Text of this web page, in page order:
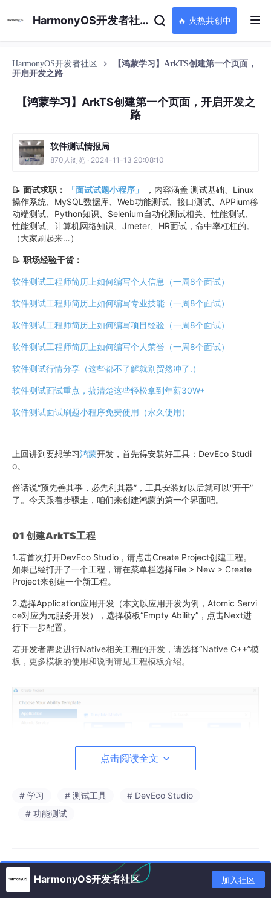
HarmonyOS开发者社区 🔥 火热共创中
HarmonyOS开发者社区
【鸿蒙学习】ArkTS创建第一个页面，
开启开发之路
【鸿蒙学习】ArkTS创建第一个页面，开启开发之
路
软件测试情报局
870人浏览 · 2024-11-13 20:08:10
📝 面试求职： 「面试试题小程序」
，内容涵盖 测试基础、Linux
操作系统、MySQL数据库、Web功能测试、接口测试、APPium移
动端测试、Python知识、Selenium自动化测试相关、性能测试、
性能测试、计算机网络知识、Jmeter、HR面试，命中率杠杠的。
（大家刷起来…）
📝 职场经验干货：
软件测试工程师简历上如何编写个人信息（一周8个面试）
软件测试工程师简历上如何编写专业技能（一周8个面试）
软件测试工程师简历上如何编写项目经验（一周8个面试）
软件测试工程师简历上如何编写个人荣誉（一周8个面试）
软件测试行情分享（这些都不了解就别贸然冲了.）
软件测试面试重点，搞清楚这些轻松拿到年薪30W+
软件测试面试刷题小程序免费使用（永久使用）
上回讲到要想学习鸿蒙开发，首先得安装好工具：DevEco Studi
o。
俗话说“预先善其事，必先利其器”，工具安装好以后就可以“开干”
了。今天跟着步骤走，咱们来创建鸿蒙的第一个界面吧。
01 创建ArkTS工程
1.若首次打开DevEco Studio，请点击Create Project创建工程。
如果已经打开了一个工程，请在菜单栏选择File > New > Create
Project来创建一个新工程。
2.选择Application应用开发（本文以应用开发为例，Atomic Servi
ce对应为元服务开发），选择模板“Empty Ability”，点击Next进
行下一步配置。
若开发者需要进行Native相关工程的开发，请选择“Native C++”模
板，更多模板的使用和说明请见工程模板介绍。
3.进入配置工程界面，Compatible SDK选择“5.0.0(12)”，其他参
数保持默认设置即可。
点击阅读全文
# 学习 # 测试工具
# DevEco Studio
# 功能测试
HarmonyOS开发者社区 加入社区